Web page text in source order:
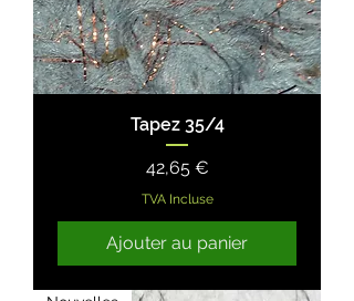
Tapez 35/4
Prix
42,65 €
TVA Incluse
Ajouter au panier